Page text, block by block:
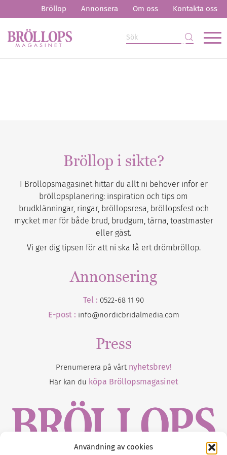
Användning av cookies
Bröllop Annonsera Om oss Kontakta oss
Bröllop i sikte?
I Bröllopsmagasinet hittar du allt ni behöver inför er
bröllopsplanering: inspiration och tips om
brudklänningar, ringar, bröllopsresa, bröllopsfest och
mycket mer för både brud, brudgum, tärna, toastmaster
eller gäst.
Vi ger dig tipsen för att ni ska få ert drömbröllop.
Annonsering
Tel : 0522-68 11 90
E-post : info@nordicbridalmedia.com
Press
Prenumerera på vårt nyhetsbrev!
Här kan du köpa Bröllopsmagasinet